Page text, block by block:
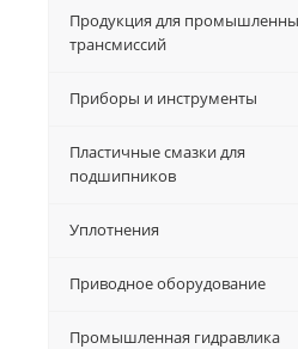
Продукция для
трансмиссий
Приборы и инструменты
Пластичные смазки для
подшипников
Уплотнения
Приводное оборудование
Промышленная гидравлика